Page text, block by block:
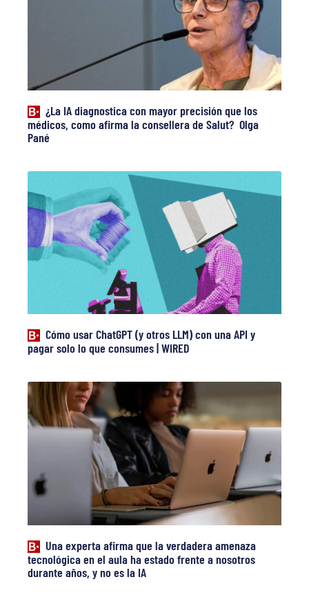
¿La IA diagnostica con mayor precisión que los
médicos, como afirma la consellera de Salut? Olga
Pané
Cómo usar ChatGPT (y otros LLM) con una API y
pagar solo lo que consumes | WIRED
Una experta afirma que la verdadera amenaza
tecnológica en el aula ha estado frente a nosotros
durante años, y no es la IA